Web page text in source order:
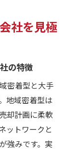
社を見極
の特徴
密着型と大手
地域密着型は
却計画に柔軟
ットワークと
強みです。実